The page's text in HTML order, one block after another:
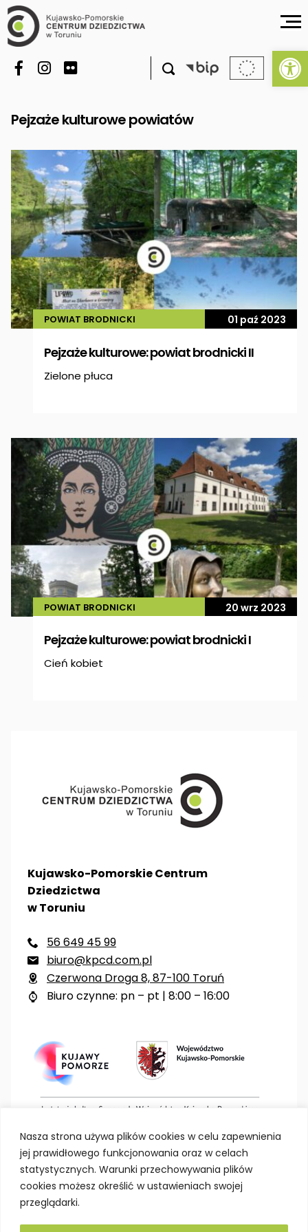
Nasza strona używa plików cookies w celu zapewnienia
jej prawidłowego funkcjonowania oraz w celach
statystycznych. Warunki przechowywania plików
cookies możesz określić w ustawieniach swojej
przeglądarki.

Pejzaże kulturowe powiatów
POWIAT BRODNICKI 01 paź 2023
Pejzaże kulturowe: powiat brodnicki II
Zielone płuca
POWIAT BRODNICKI 20 wrz 2023
Pejzaże kulturowe: powiat brodnicki I
Cień kobiet
Kujawsko-Pomorskie Centrum
Dziedzictwa
w Toruniu
 56 649 45 99
 biuro@kpcd.com.pl
 Czerwona Droga 8, 87-100 Toruń
 Biuro czynne: pn – pt | 8:00 – 16:00